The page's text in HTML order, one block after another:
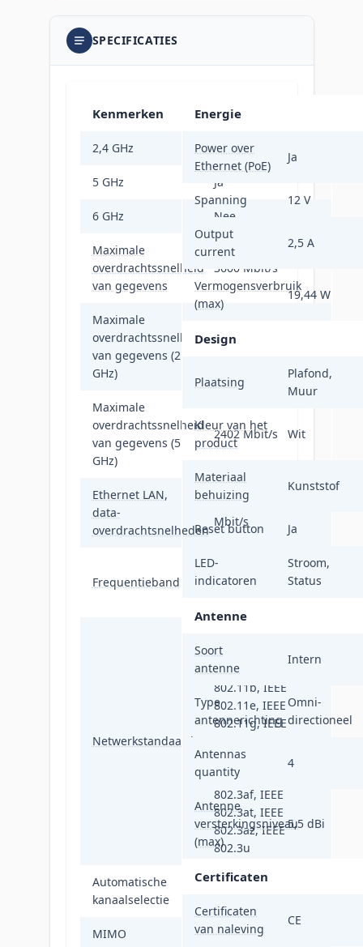
SPECIFICATIES
Kenmerken
2,4 GHz Ja
5 GHz Ja
6 GHz Nee
Maximale
overdrachtssnelheid
van gegevens
3600 Mbit/s
Maximale
overdrachtssnelheid
van gegevens (2.4
GHz)
1147 Mbit/s
Maximale
overdrachtssnelheid
van gegevens (5
GHz)
2402 Mbit/s
Ethernet LAN,
data-
overdrachtsnelheden
10,100,1000,2500
Mbit/s
Frequentieband
2.4 - 2.483, 5.15 -
5.35, 5.47 - 5.85
Netwerkstandaard
802.11ac, IEEE
802.11ax, IEEE
802.11b, IEEE
802.11e, IEEE
802.11g, IEEE
802.3, IEEE
802.3ab, IEEE
802.3af, IEEE
802.3at, IEEE
802.3az, IEEE
802.3u
Automatische
kanaalselectie
MIMO Ja
Energie
Power over
Ethernet (PoE)
Ja
Spanning 12 V
Output
current
2,5 A
Vermogensverbruik
(max)
19,44 W
Design
Plaatsing
Plafond,
Muur
Kleur van het
product
Wit
Materiaal
behuizing
Kunststof
Reset button Ja
LED-
indicatoren
Stroom,
Status
Antenne
Soort
antenne
Intern
Type
antennerichting
Omni-
directioneel
Antennas
quantity
4
Antenne
versterkingsniveau
(max)
5,5 dBi
Certificaten
Certificaten
van naleving
CE